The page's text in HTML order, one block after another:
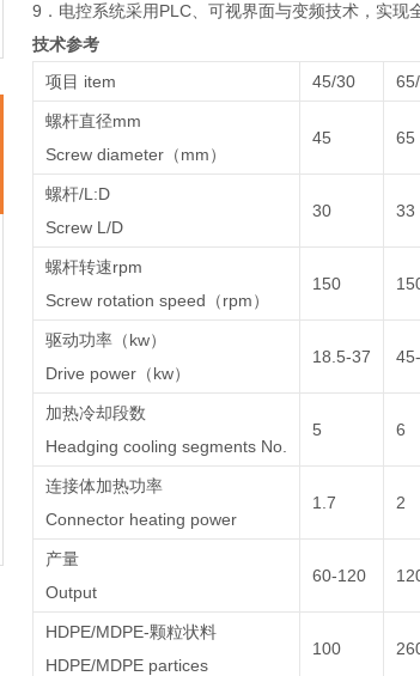
9．电控系统采用PLC、可视界面与变频技术，实现
技术参考
项目 item
45/30
螺杆直径mm
Screw diameter（mm）
45 65
螺杆/L:D
Screw L/D
30 33
螺杆转速rpm
Screw rotation speed（rpm）
150
驱动功率（kw）
Drive power（kw）
18.5-37
加热冷却段数
Headging cooling segments No.
5 6
连接体加热功率
Connector heating power
1.7 2
产量
Output
60-120
HDPE/MDPE-颗粒状料
HDPE/MDPE partices
100